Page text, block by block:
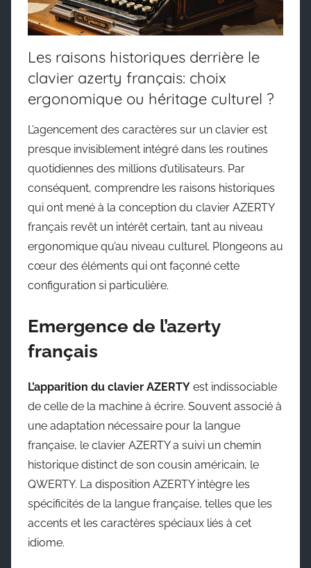
Les raisons historiques derrière le
clavier azerty français: choix
ergonomique ou héritage culturel ?
L’agencement des caractères sur un clavier est
presque invisiblement intégré dans les routines
quotidiennes des millions d’utilisateurs. Par
conséquent, comprendre les raisons historiques
qui ont mené à la conception du clavier AZERTY
français revêt un intérêt certain, tant au niveau
ergonomique qu’au niveau culturel. Plongeons au
cœur des éléments qui ont façonné cette
configuration si particulière.
Emergence de l’azerty
français
L’apparition du clavier AZERTY est indissociable
de celle de la machine à écrire. Souvent associé à
une adaptation nécessaire pour la langue
française, le clavier AZERTY a suivi un chemin
historique distinct de son cousin américain, le
QWERTY. La disposition AZERTY intègre les
spécificités de la langue française, telles que les
accents et les caractères spéciaux liés à cet
idiome.